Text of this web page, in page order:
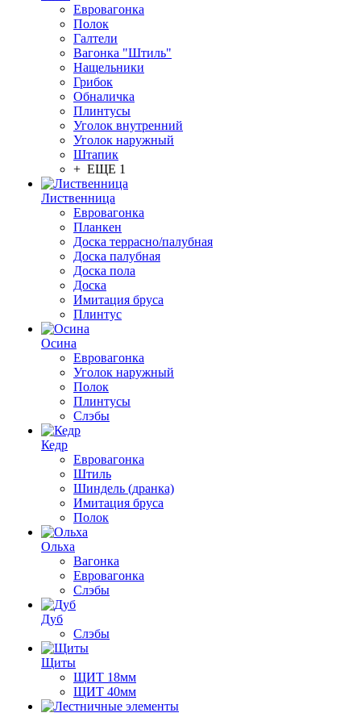
Евровагонка
Полок
Галтели
Вагонка "Штиль"
Нащельники
Грибок
Обналичка
Плинтусы
Уголок внутренний
Уголок наружный
Штапик
+ ЕЩЕ 1
Лиственница
Евровагонка
Планкен
Доска террасно/палубная
Доска палубная
Доска пола
Доска
Имитация бруса
Плинтус
Осина
Евровагонка
Уголок наружный
Полок
Плинтусы
Слэбы
Кедр
Евровагонка
Штиль
Шиндель (дранка)
Имитация бруса
Полок
Ольха
Вагонка
Евровагонка
Слэбы
Дуб
Слэбы
Щиты
ЩИТ 18мм
ЩИТ 40мм